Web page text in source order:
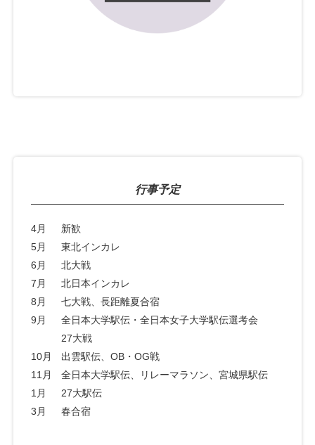
行事予定
4月
新歓
5月
東北インカレ
6月
北大戦
7月
北日本インカレ
8月
七大戦、長距離夏合宿
9月
全日本大学駅伝・全日本女子大学駅伝選考会
27大戦
10月
出雲駅伝、OB・OG戦
11月
全日本大学駅伝、リレーマラソン、宮城県駅伝
1月
27大駅伝
3月
春合宿